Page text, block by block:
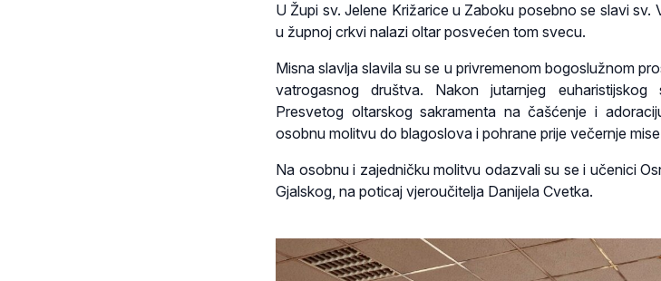
U Župi sv. Jelene Križarice u Zaboku posebno se slavi sv.
u župnoj crkvi nalazi oltar posvećen tom svecu.
Misna slavlja slavila su se u privremenom bogoslužnom
vatrogasnog društva. Nakon jutarnjeg euharistijskog
Presvetog oltarskog sakramenta na čašćenje i
osobnu molitvu do blagoslova i pohrane prije večernje
Na osobnu i zajedničku molitvu odazvali su se i učenici
Gjalskog, na poticaj vjeroučitelja Danijela Cvetka.